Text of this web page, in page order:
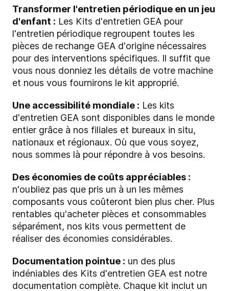
Transformer l'entretien périodique en un jeu
d'enfant : Les Kits d'entretien GEA pour
l'entretien périodique regroupent toutes les
pièces de rechange GEA d'origine nécessaires
pour des interventions spécifiques. Il suffit que
vous nous donniez les détails de votre machine
et nous vous fournirons le kit approprié.
Une accessibilité mondiale : Les kits
d'entretien GEA sont disponibles dans le monde
entier grâce à nos filiales et bureaux in situ,
nationaux et régionaux. Où que vous soyez,
nous sommes là pour répondre à vos besoins.
Des économies de coûts appréciables :
n'oubliez pas que pris un à un les mêmes
composants vous coûteront bien plus cher. Plus
rentables qu'acheter pièces et consommables
séparément, nos kits vous permettent de
réaliser des économies considérables.
Documentation pointue : un des plus
indéniables des Kits d'entretien GEA est notre
documentation complète. Chaque kit inclut un